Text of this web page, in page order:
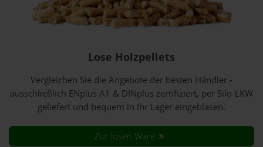
Lose Holzpellets
Vergleichen Sie die Angebote der besten Händler -
ausschließlich ENplus A1 & DINplus zertifiziert, per Silo-LKW
geliefert und bequem in Ihr Lager eingeblasen.
Zur losen Ware